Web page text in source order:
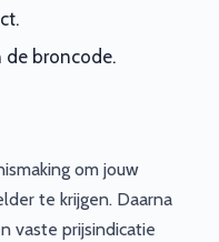
de broncode.
om jouw
te krijgen. Daarna
vaste prijsindicatie